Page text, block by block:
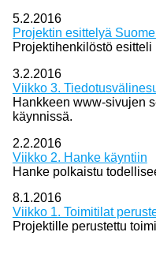
5.2.2016
Projektin esittelyä
Projektihenkilöstö
3.2.2016
Viikko 3.
Hankkeen www-sivujen
käynnissä.
2.2.2016
Viikko 2. Hanke käyntiin
Hanke polkaistu
8.1.2016
Viikko 1. Toimitilat
Projektille perustettu